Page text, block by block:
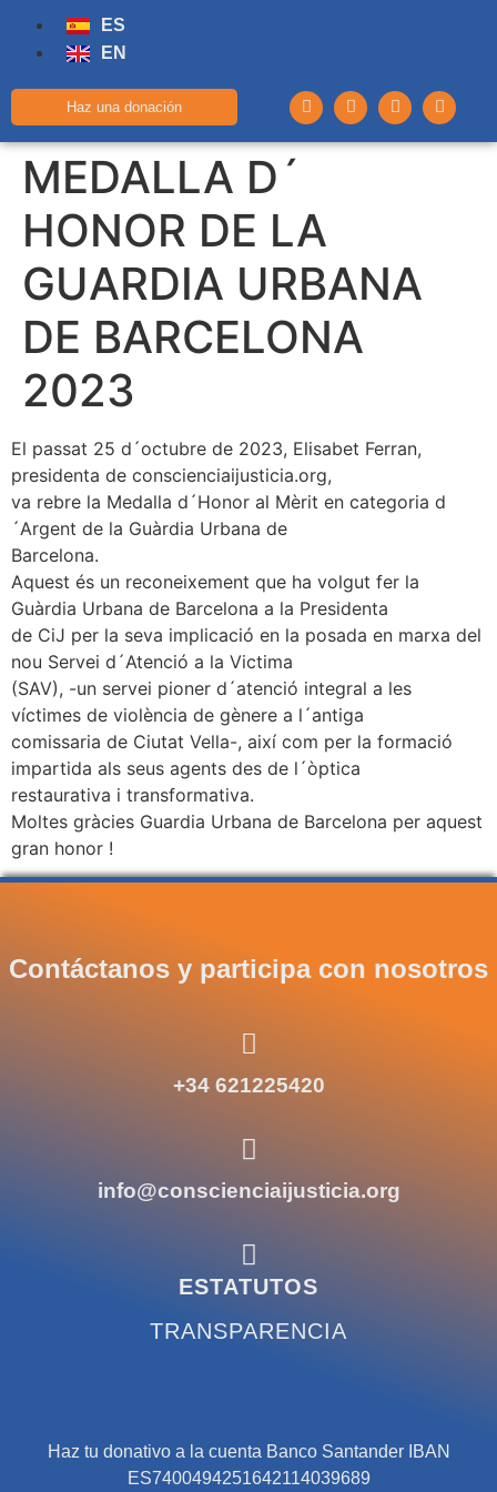
ES
EN
Haz una donación
MEDALLA D´
HONOR DE LA
GUARDIA URBANA
DE BARCELONA
2023
El passat 25 d´octubre de 2023, Elisabet Ferran,
presidenta de conscienciaijusticia.org,
va rebre la Medalla d´Honor al Mèrit en categoria d
´Argent de la Guàrdia Urbana de
Barcelona.
Aquest és un reconeixement que ha volgut fer la
Guàrdia Urbana de Barcelona a la Presidenta
de CiJ per la seva implicació en la posada en marxa del
nou Servei d´Atenció a la Victima
(SAV), -un servei pioner d´atenció integral a les
víctimes de violència de gènere a l´antiga
comissaria de Ciutat Vella-, així com per la formació
impartida als seus agents des de l´òptica
restaurativa i transformativa.
Moltes gràcies Guardia Urbana de Barcelona per aquest
gran honor !
Contáctanos y participa con nosotros
+34 621225420
info@conscienciaijusticia.org
ESTATUTOS
TRANSPARENCIA
Haz tu donativo a la cuenta Banco Santander IBAN
ES7400494251642114039689